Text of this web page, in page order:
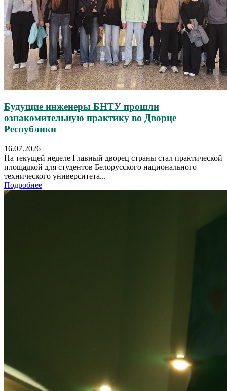
Будущие инженеры БНТУ прошли
ознакомительную практику во Дворце
Республики
16.07.2026
На текущей неделе Главный дворец страны стал практической
площадкой для студентов Белорусского национального
технического университета...
Подробнее